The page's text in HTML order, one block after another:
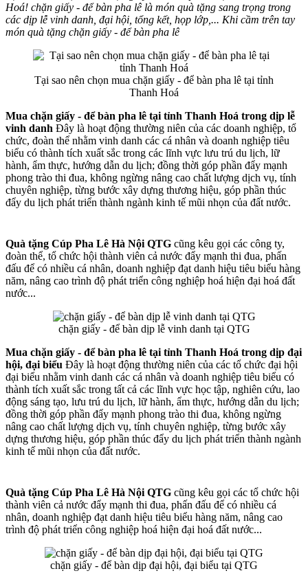
Hoá! chặn giấy - để bàn pha lê là món quà tặng sang trọng trong
các dịp lễ vinh danh, đại hội, tổng kết, họp lớp,... Khi cầm trên tay
món quà tặng chặn giấy - để bàn pha lê
Tại sao nên chọn mua chặn giấy - để bàn pha lê tại tỉnh
Thanh Hoá
Mua chặn giấy - để bàn pha lê tại tỉnh Thanh Hoá trong dịp lễ
vinh danh Đây là hoạt động thường niên của các doanh nghiệp, tổ
chức, đoàn thể nhằm vinh danh các cá nhân và doanh nghiệp tiêu
biểu có thành tích xuất sắc trong các lĩnh vực lưu trú du lịch, lữ
hành, ẩm thực, hướng dẫn du lịch; đồng thời góp phần đẩy mạnh
phong trào thi đua, không ngừng nâng cao chất lượng dịch vụ, tính
chuyên nghiệp, từng bước xây dựng thương hiệu, góp phần thúc
đẩy du lịch phát triển thành ngành kinh tế mũi nhọn của đất nước.
Quà tặng Cúp Pha Lê Hà Nội QTG cũng kêu gọi các công ty,
đoàn thể, tổ chức hội thành viên cả nước đẩy mạnh thi đua, phấn
đấu để có nhiều cá nhân, doanh nghiệp đạt danh hiệu tiêu biểu hàng
năm, nâng cao trình độ phát triển công nghiệp hoá hiện đại hoá đất
nước...
chặn giấy - để bàn dịp lễ vinh danh tại QTG
Mua chặn giấy - để bàn pha lê tại tỉnh Thanh Hoá trong dịp đại
hội, đại biểu Đây là hoạt động thường niên của các tổ chức đại hội
đại biểu nhằm vinh danh các cá nhân và doanh nghiệp tiêu biểu có
thành tích xuất sắc trong tất cả các lĩnh vực học tập, nghiên cứu, lao
động sáng tạo, lưu trú du lịch, lữ hành, ẩm thực, hướng dẫn du lịch;
đồng thời góp phần đẩy mạnh phong trào thi đua, không ngừng
nâng cao chất lượng dịch vụ, tính chuyên nghiệp, từng bước xây
dựng thương hiệu, góp phần thúc đẩy du lịch phát triển thành ngành
kinh tế mũi nhọn của đất nước.
Quà tặng Cúp Pha Lê Hà Nội QTG cũng kêu gọi các tổ chức hội
thành viên cả nước đẩy mạnh thi đua, phấn đấu để có nhiều cá
nhân, doanh nghiệp đạt danh hiệu tiêu biểu hàng năm, nâng cao
trình độ phát triển công nghiệp hoá hiện đại hoá đất nước...
chặn giấy - để bàn dịp đại hội, đại biểu tại QTG